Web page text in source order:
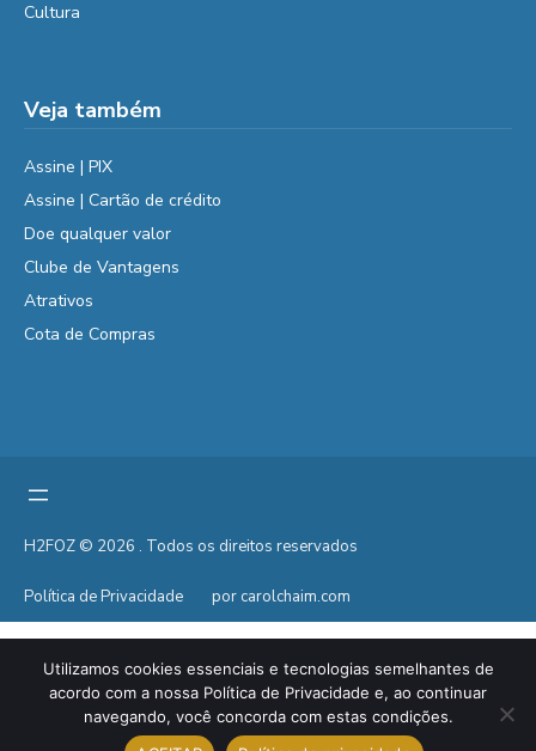
Cultura
Veja também
Assine | PIX
Assine | Cartão de crédito
Doe qualquer valor
Clube de Vantagens
Atrativos
Cota de Compras
H2FOZ © 2026 . Todos os direitos reservados
Política de Privacidade por carolchaim.com
Utilizamos cookies essenciais e tecnologias semelhantes de
acordo com a nossa Política de Privacidade e, ao continuar
navegando, você concorda com estas condições.